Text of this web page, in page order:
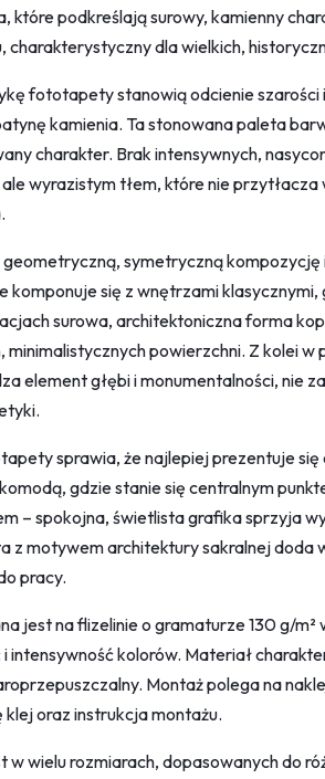
które podkreślają surowy, kamienny
charakterystyczny dla wielkich,
fototapety stanowią odcienie szarości
kamienia. Ta stonowana paleta
charakter. Brak intensywnych,
wyrazistym tłem, które nie
geometryczną, symetryczną
się z wnętrzami klasycznymi,
surowa, architektoniczna forma
minimalistycznych powierzchni. Z kolei
element głębi i monumentalności, nie
sprawia, że najlepiej prezentuje się
gdzie stanie się centralnym
– spokojna, świetlista grafika sprzyja
z motywem architektury sakralnej doda
pracy.
jest na flizelinie o gramaturze 130 g/
intensywność kolorów. Materiał
Montaż polega na
oraz instrukcja montażu.
w wielu rozmiarach, dopasowanych do